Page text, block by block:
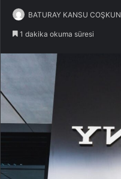
BATURAY KANSU COŞKUN
1 dakika okuma süresi